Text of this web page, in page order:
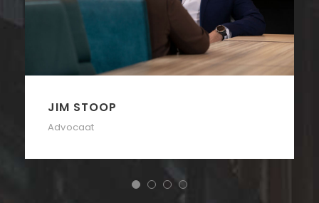
JIM STOOP
Advocaat